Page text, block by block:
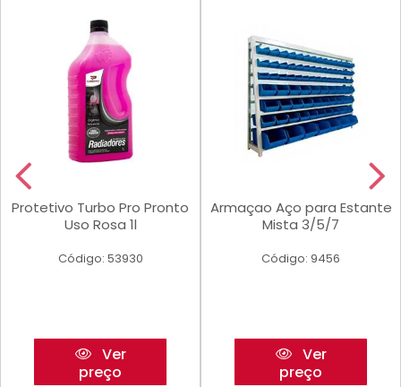
Protetivo Turbo Pro Pronto
Uso Rosa 1l
Código: 53930
Ver
preço
Armaçao Aço para Estante
Mista 3/5/7
Código: 9456
Ver
preço